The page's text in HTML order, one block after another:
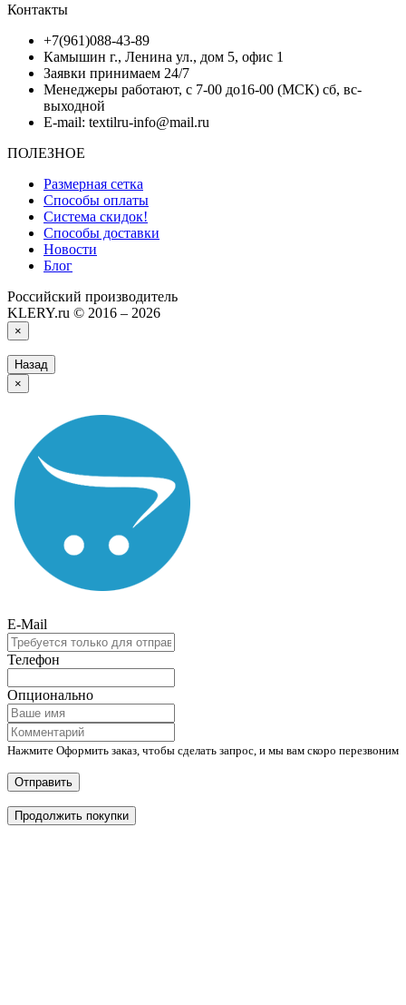
Контакты
+7(961)088-43-89
Камышин г., Ленина ул., дом 5, офис 1
Заявки принимаем 24/7
Менеджеры работают, с 7-00 до16-00 (МСК) сб, вс-
выходной
E-mail: textilru-info@mail.ru
ПОЛЕЗНОЕ
Размерная сетка
Способы оплаты
Система скидок!
Способы доставки
Новости
Блог
Российский производитель
KLERY.ru © 2016 – 2026
×
Назад
×
E-Mail
Телефон
Опционально
Нажмите Оформить заказ, чтобы сделать запрос, и мы вам скоро перезвоним
Отправить
Продолжить покупки